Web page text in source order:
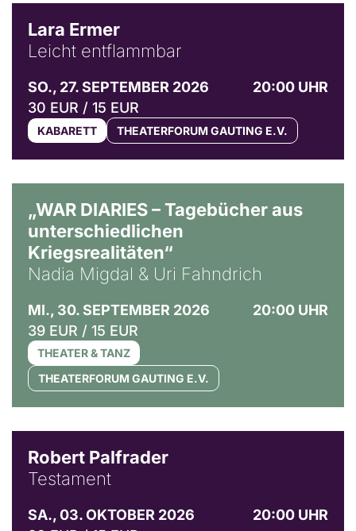
Lara Ermer
Leicht entflammbar
SO., 27. SEPTEMBER 2026
20:00 UHR
30 EUR / 15 EUR
KABARETT THEATERFORUM GAUTING E.V.
„WAR DIARIES – Tagebücher aus
unterschiedlichen
Kriegsrealitäten“
Nadia Migdal & Uri Fahndrich
MI., 30. SEPTEMBER 2026
20:00 UHR
39 EUR / 15 EUR
THEATER & TANZ
THEATERFORUM GAUTING E.V.
Robert Palfrader
Testament
SA., 03. OKTOBER 2026
20:00 UHR